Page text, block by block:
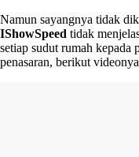
Namun sayangnya tidak
IShowSpeed tidak
setiap sudut rumah kepada
penasaran, berikut